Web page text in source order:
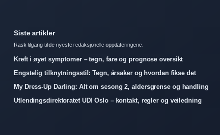
Siste artikler
Rask tilgang til de nyeste redaksjonelle oppdateringene.
Kreft i øyet symptomer – tegn, fare og prognose oversikt
Engstelig tilknytningsstil: Tegn, årsaker og hvordan fikse det
My Dress-Up Darling: Alt om sesong 2, aldersgrense og handling
Utlendingsdirektoratet UDI Oslo – kontakt, regler og veiledning